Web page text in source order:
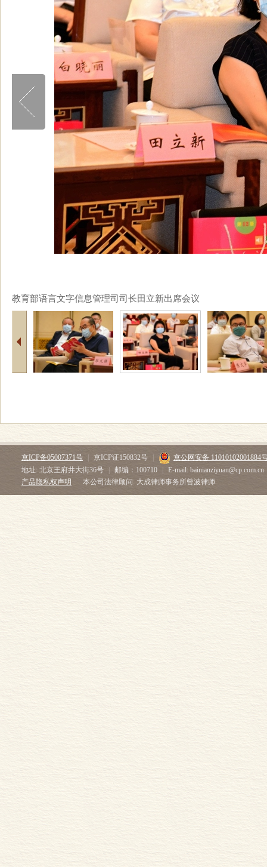
教育部语言文字信息管理司司长田立新出席会议
京ICP备05007371号 京ICP证150832号
京公网安备 11010102001884
地址: 北京王府井大街36号
邮编：100710
E-mail: bainianziyuan@cp.com.cn
产品隐私权声明
本公司法律顾问: 大成律师事务所曾波律师